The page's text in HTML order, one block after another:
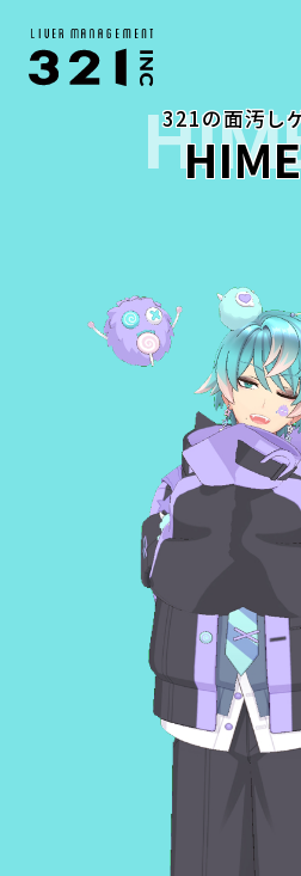
321の面汚し